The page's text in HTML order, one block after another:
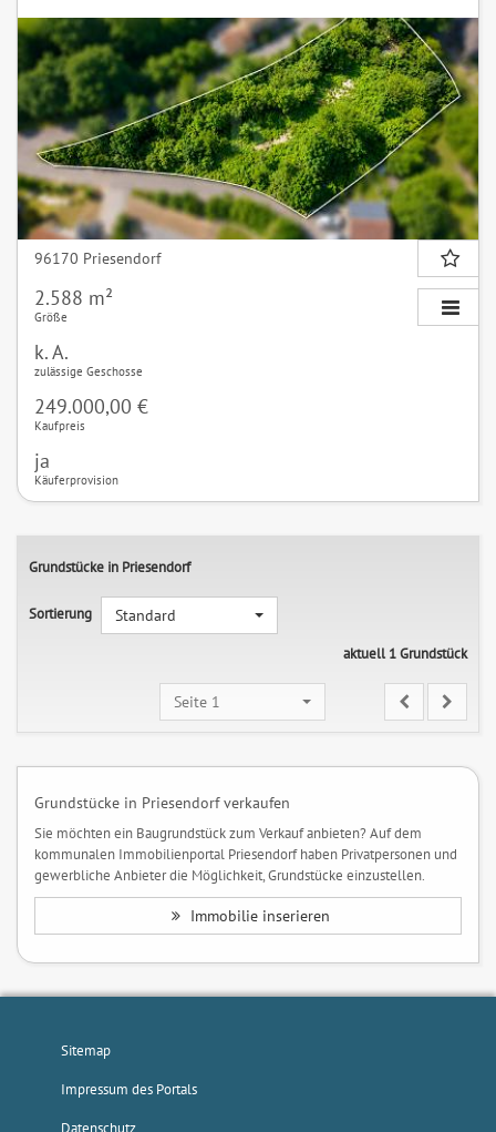
96170 Priesendorf
2.588 m²
Größe
k. A.
zulässige Geschosse
249.000,00 €
Kaufpreis
ja
Käuferprovision
Grundstücke in Priesendorf
Sortierung
Standard
aktuell 1 Grundstück
Seite 1
Grundstücke in Priesendorf verkaufen
Sie möchten ein Baugrundstück zum Verkauf anbieten? Auf dem
kommunalen Immobilienportal Priesendorf haben Privatpersonen und
gewerbliche Anbieter die Möglichkeit, Grundstücke einzustellen.
Immobilie inserieren
Sitemap
Impressum des Portals
Datenschutz